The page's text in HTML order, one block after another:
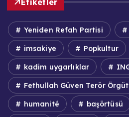
Yeniden Refah Partisi
imsakiye Popkultur
kadim uygarlıklar
Fethullah Güven Terör
humanité başörtüsü